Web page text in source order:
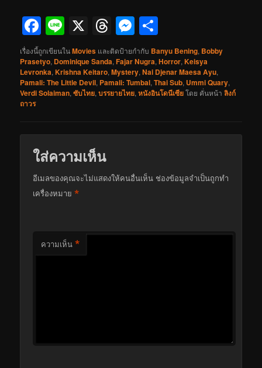
Facebook
Line
X Threads
Messenger
เรื่องนี้ถูกเขียนในMovies และติดป้ายกำกับ Banyu Bening, Bobby
Prasetyo, Dominique Sanda,Fajar Nugra,Horror,Keisya
Levronka,Krishna Keitaro,Mystery,Nai Djenar Maesa Ayu,
Pamali: The Little Devil, Pamali: Tumbal,Thai Sub, Ummi Quary,
Verdi Solaiman,ซับไทย,บรรยายไทย,หนังอินโดนีเซียโดย คั่นหน้าลิงก์
ถาวร
ใส่ความเห็น
อีเมลของคุณจะไม่แสดงให้คนอื่นเห็น ช่องข้อมูลจำเป็นถูกทำ
เครื่องหมาย*
ความเห็น *